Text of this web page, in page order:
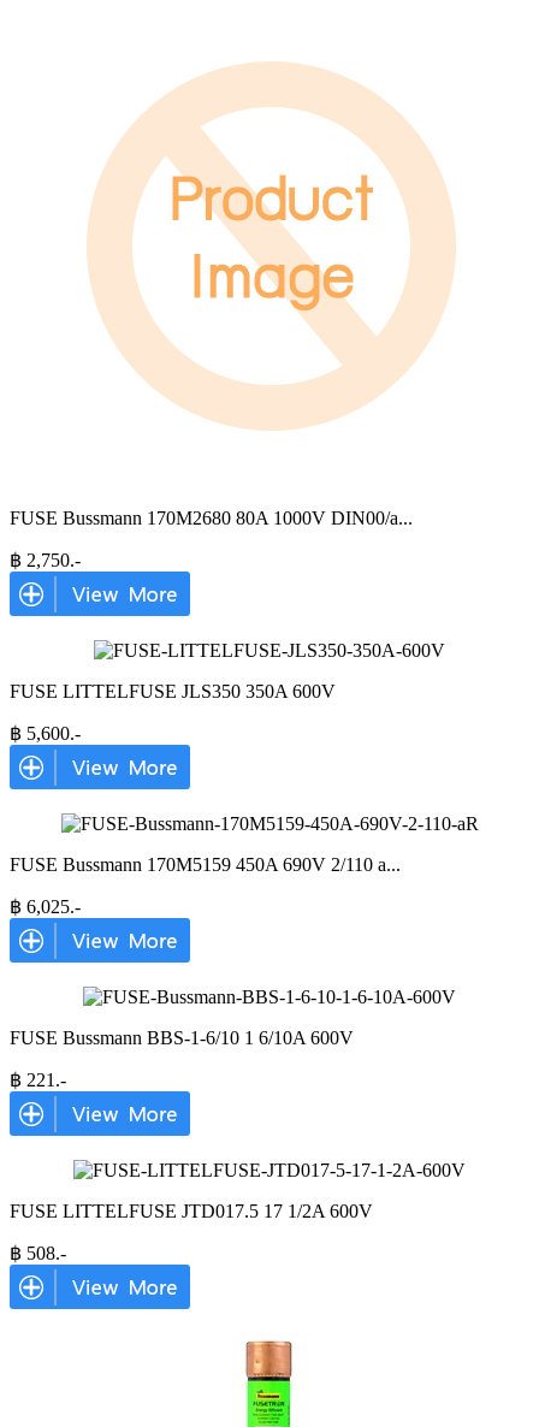
FUSE Bussmann 170M2680 80A 1000V DIN00/a...
฿ 2,750.-
FUSE LITTELFUSE JLS350 350A 600V
฿ 5,600.-
FUSE Bussmann 170M5159 450A 690V 2/110 a...
฿ 6,025.-
FUSE Bussmann BBS-1-6/10 1 6/10A 600V
฿ 221 .-
FUSE LITTELFUSE JTD017.5 17 1/2A 600V
฿ 508.-